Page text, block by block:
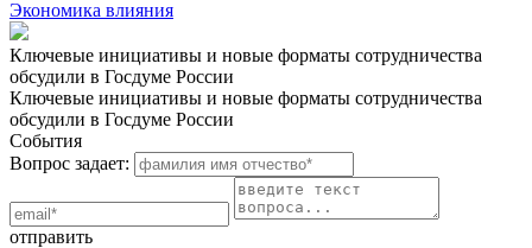
Экономика влияния
Ключевые инициативы и новые форматы сотрудничества
обсудили в Госдуме России
Ключевые инициативы и новые форматы сотрудничества
обсудили в Госдуме России
События
Вопрос задает:
отправить